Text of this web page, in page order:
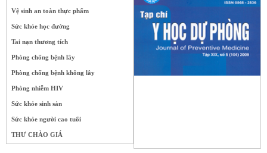
Vệ sinh an toàn thực phẩm
Sức khỏe học đường
Tai nạn thương tích
Phòng chống bệnh lây
Phòng chống bệnh không lây
Phòng nhiễm HIV
Sức khỏe sinh sản
Sức khỏe người cao tuổi
THƯ CHÀO GIÁ